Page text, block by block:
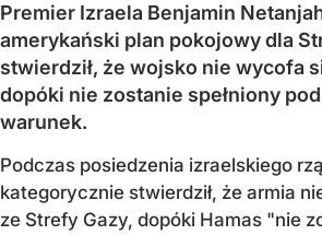
Premier Izraela Benjamin
amerykański plan pokojowy dla
stwierdził, że wojsko nie wycofa
dopóki nie zostanie spełniony
warunek.
Podczas posiedzenia izraelskiego
kategorycznie stwierdził, że armia
ze Strefy Gazy, dopóki Hamas "nie